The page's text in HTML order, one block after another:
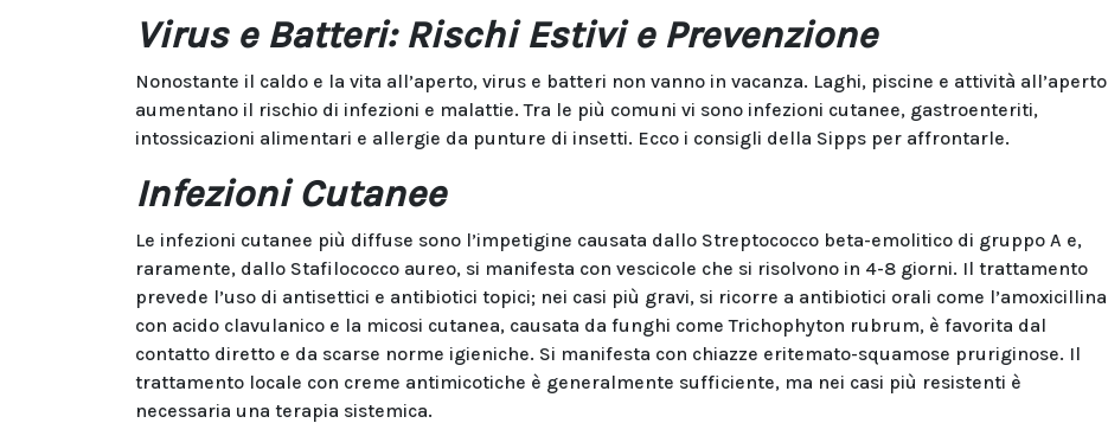
Virus e Batteri: Rischi Estivi e Prevenzione
Nonostante il caldo e la vita all’aperto, virus e batteri non vanno in vacanza. Laghi, piscine e attività all’aperto
aumentano il rischio di infezioni e malattie. Tra le più comuni vi sono infezioni cutanee, gastroenteriti,
intossicazioni alimentari e allergie da punture di insetti. Ecco i consigli della Sipps per affrontarle.
Infezioni Cutanee
Le infezioni cutanee più diffuse sono l’impetigine causata dallo Streptococco beta-emolitico di gruppo A e,
raramente, dallo Stafilococco aureo, si manifesta con vescicole che si risolvono in 4-8 giorni. Il trattamento
prevede l’uso di antisettici e antibiotici topici; nei casi più gravi, si ricorre a antibiotici orali come l’amoxicillina
con acido clavulanico e la micosi cutanea, causata da funghi come Trichophyton rubrum, è favorita dal
contatto diretto e da scarse norme igieniche. Si manifesta con chiazze eritemato-squamose pruriginose. Il
trattamento locale con creme antimicotiche è generalmente sufficiente, ma nei casi più resistenti è
necessaria una terapia sistemica.